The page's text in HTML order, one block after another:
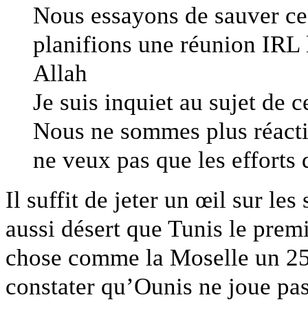
Nous essayons de sauver
planifions une réunion IRL
Allah
Je suis inquiet au sujet de
Nous ne sommes plus
ne veux pas que les efforts
Il suffit de jeter un œil sur les
aussi désert que Tunis le
chose comme la Moselle un
constater qu’Ounis ne joue